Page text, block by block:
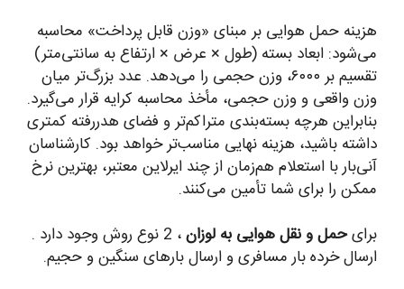
هزینه حمل هوایی بر مبنای «وزن قابل پرداخت» محاسبه
می‌شود: ابعاد بسته (طول × عرض × ارتفاع به سانتی‌متر)
تقسیم بر ۶۰۰۰، وزن حجمی را می‌دهد. عدد بزرگ‌تر میان
وزن واقعی و وزن حجمی، مأخذ محاسبه کرایه قرار می‌گیرد.
بنابراین هرچه بسته‌بندی متراکم‌تر و فضای هدررفته کمتری
داشته باشید، هزینه نهایی مناسب‌تر خواهد بود. کارشناسان
آنی‌بار با استعلام هم‌زمان از چند ایرلاین معتبر، بهترین نرخ
ممکن را برای شما تأمین می‌کنند.
برایحمل و نقل هوایی به لوزان
، 2 نوع روش وجود دارد .
ارسال خرده بار مسافری و ارسال بارهای سنگین و حجیم.